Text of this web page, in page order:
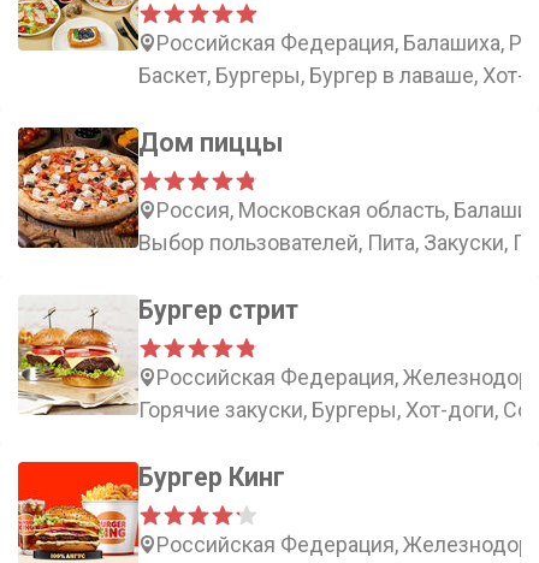
Российская Федерация, Балашиха,
Баскет, Бургеры, Бургер в лаваше, Хот-
Дом пиццы
Россия, Московская область,
Выбор пользователей, Пита, Закуски,
Бургер стрит
Российская Федерация,
Горячие закуски, Бургеры, Хот-доги,
Бургер Кинг
Российская Федерация,